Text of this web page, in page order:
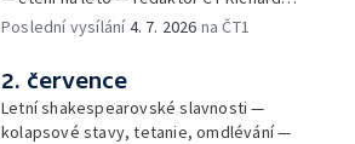
Samko
Poslední vysílání4. 7. 2026 na ČT1
2. července
Letní shakespearovské slavnosti —
kolapsové stavy, tetanie, omdlévání —